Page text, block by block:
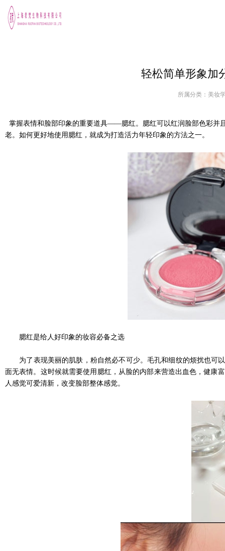
轻松简单形象加
所属分类： 美妆
掌握表情和脸部印象的重要道具——腮红。腮红可以红润脸部色彩并
老。如何更好地使用腮红，就成为打造活力年轻印象的方法之一。
腮红是给人好印象的妆容必备之选
为了表现美丽的肌肤，粉自然必不可少。毛孔和细纹的烦扰也可以
面无表情。这时候就需要使用腮红，从脸的内部来营造出血色，健康
人感觉可爱清新，改变脸部整体感觉。